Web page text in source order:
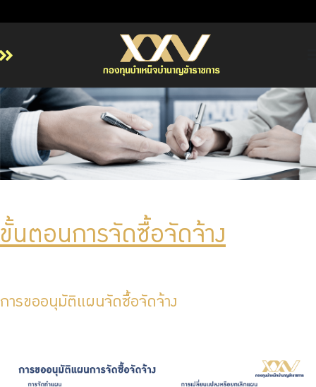
หน้าหลัก
เกี่ยวกับ กบข.
บริการสมาชิก
ลงทุน
รายงานผลการดำเนินงาน
บริการเจ้าหน้าที่ส่วนราชการ
ขั้นตอนการจัดซื้อจัดจ้าง
การขออนุมัติแผนจัดซื้อจัดจ้าง